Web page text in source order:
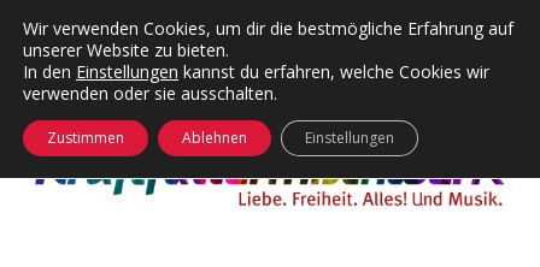
Kategorien
Menü
24 Hours Chilling
Die Wende
KFMW-Disco
Dates
öffnen
Wir verwenden Cookies, um dir die bestmögliche Erfahrung auf
unserer Website zu bieten.
In den Einstellungen kannst du erfahren, welche Cookies wir
verwenden oder sie ausschalten.
Zustimmen Ablehnen Einstellungen